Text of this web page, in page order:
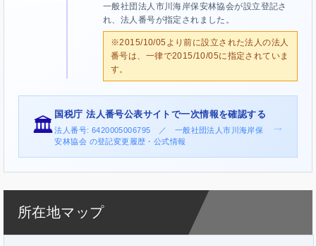
一般社団法人市川海岸保安林協会が設立登記さ
れ、法人番号が指定されました。
※2015/10/05より前に設立された法人の法人
番号は、一律で2015/10/05に指定されていま
す。
🏛️
国税庁 法人番号公表サイトで一次情報を確認する
法人番号: 6420005006795 ／ 一般社団法人市川海岸保
安林協会 の登記変更履歴・公式情報
→
所在地マップ